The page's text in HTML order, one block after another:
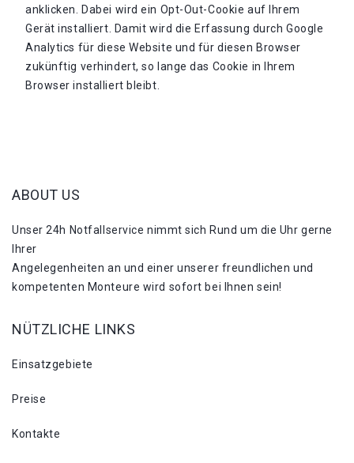
anklicken. Dabei wird ein Opt-Out-Cookie auf Ihrem
Gerät installiert. Damit wird die Erfassung durch Google
Analytics für diese Website und für diesen Browser
zukünftig verhindert, so lange das Cookie in Ihrem
Browser installiert bleibt.
ABOUT US
Unser 24h Notfallservice nimmt sich Rund um die Uhr gerne
Ihrer
Angelegenheiten an und einer unserer freundlichen und
kompetenten Monteure wird sofort bei Ihnen sein!
NÜTZLICHE LINKS
Einsatzgebiete
Preise
Kontakte